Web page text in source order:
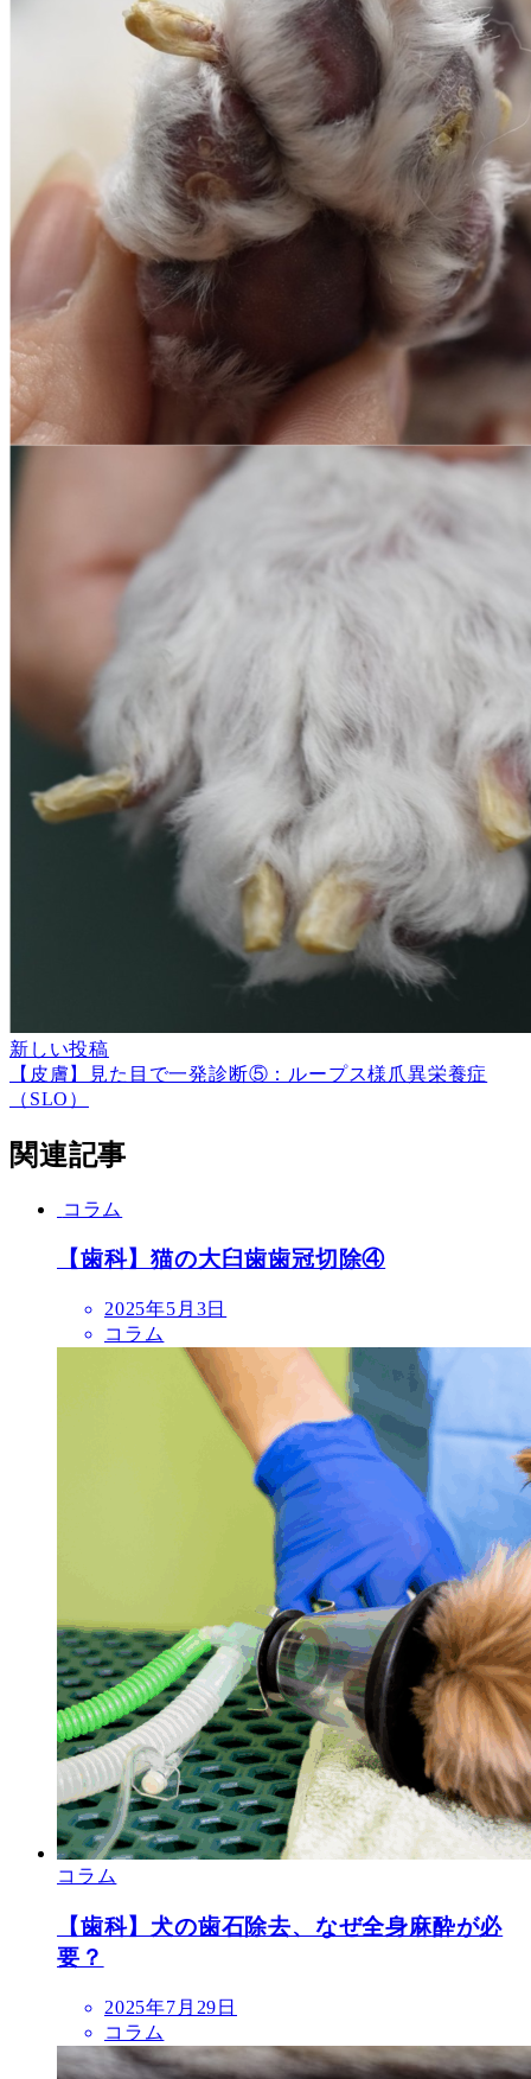
新しい投稿
【皮膚】見た目で一発診断⑤：ループス様爪異栄養症
（SLO）
関連記事
コラム
【歯科】猫の大臼歯歯冠切除④
投
稿
2025年5月3日
コラム
コラム
【歯科】犬の歯石除去、なぜ全身麻酔が必
要？
投
稿
日
2025年7月29日
コラム